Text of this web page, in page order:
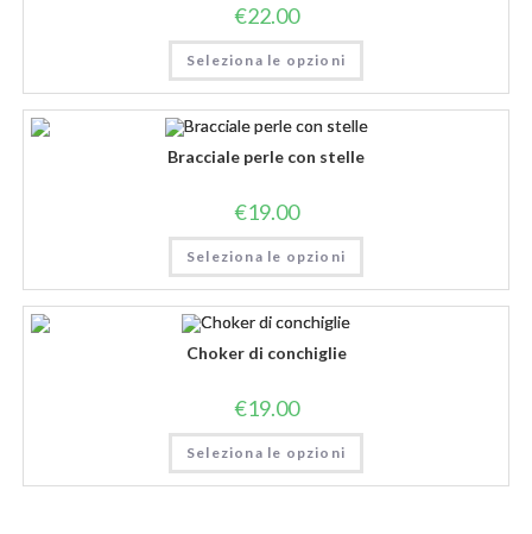
€22.00
Seleziona le opzioni
Bracciale perle con stelle
€19.00
Seleziona le opzioni
Choker di conchiglie
€19.00
Seleziona le opzioni